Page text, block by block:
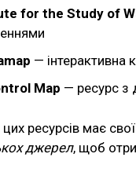
for the Study of
— інтерактивна
Map — ресурс з
ресурсів має
джерел, щоб